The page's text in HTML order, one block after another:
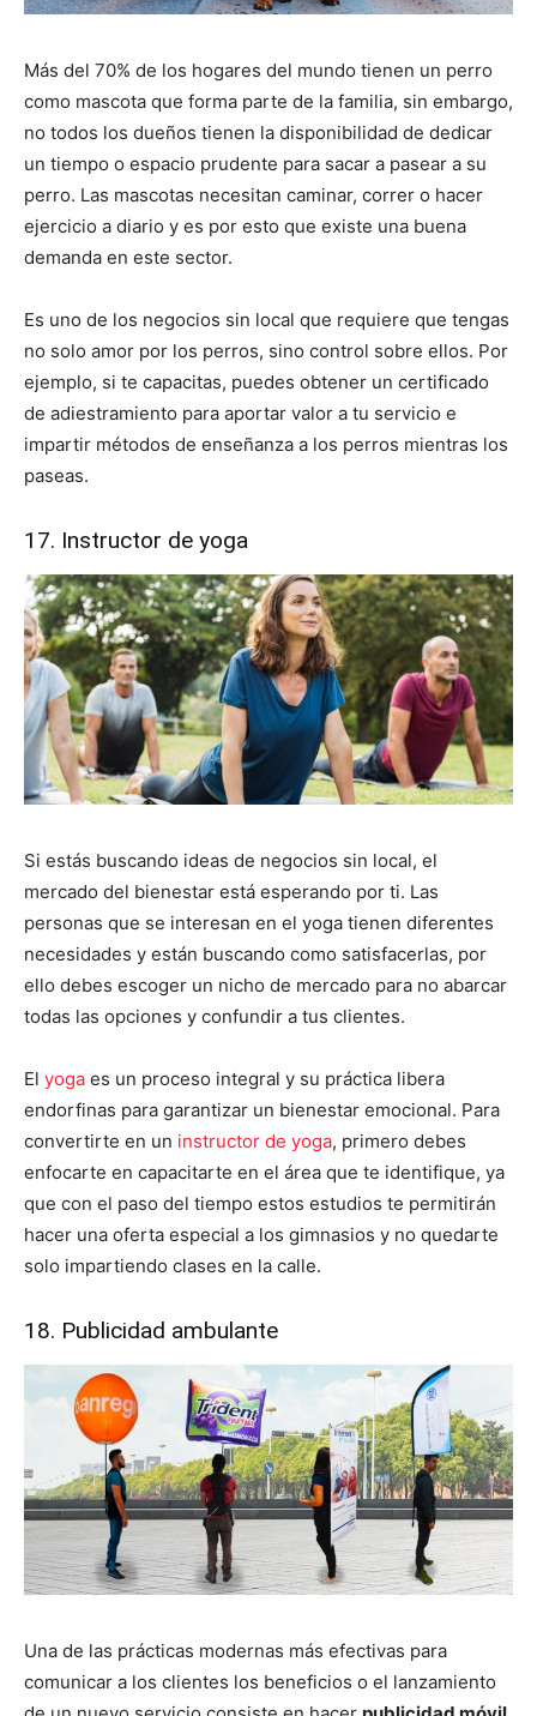
Más del 70% de los hogares del mundo tienen un perro
como mascota que forma parte de la familia, sin embargo,
no todos los dueños tienen la disponibilidad de dedicar
un tiempo o espacio prudente para sacar a pasear a su
perro. Las mascotas necesitan caminar, correr o hacer
ejercicio a diario y es por esto que existe una buena
demanda en este sector.
Es uno de los negocios sin local que requiere que tengas
no solo amor por los perros, sino control sobre ellos. Por
ejemplo, si te capacitas, puedes obtener un certificado
de adiestramiento para aportar valor a tu servicio e
impartir métodos de enseñanza a los perros mientras los
paseas.
17. Instructor de yoga
Si estás buscando ideas de negocios sin local, el
mercado del bienestar está esperando por ti. Las
personas que se interesan en el yoga tienen diferentes
necesidades y están buscando como satisfacerlas, por
ello debes escoger un nicho de mercado para no abarcar
todas las opciones y confundir a tus clientes.
El yoga es un proceso integral y su práctica libera
endorfinas para garantizar un bienestar emocional. Para
convertirte en un instructor de yoga, primero debes
enfocarte en capacitarte en el área que te identifique, ya
que con el paso del tiempo estos estudios te permitirán
hacer una oferta especial a los gimnasios y no quedarte
solo impartiendo clases en la calle.
18. Publicidad ambulante
Una de las prácticas modernas más efectivas para
comunicar a los clientes los beneficios o el lanzamiento